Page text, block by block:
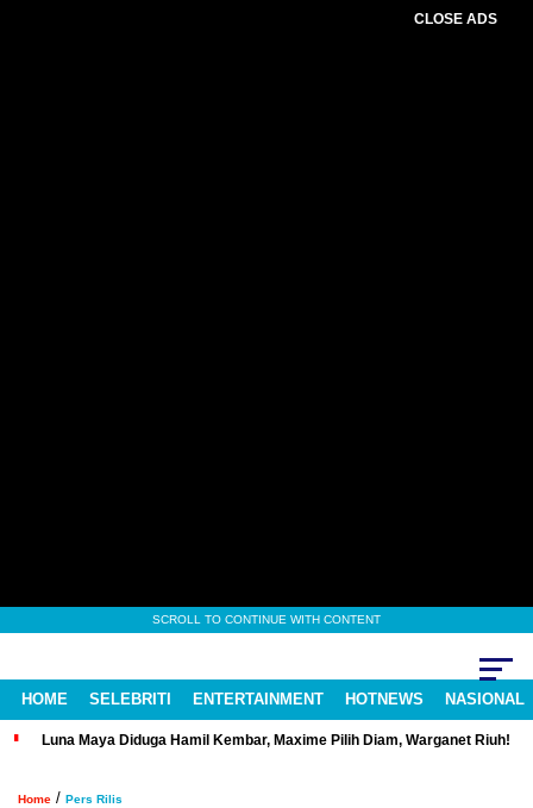
CLOSE ADS
SCROLL TO CONTINUE WITH CONTENT
HOME SELEBRITI ENTERTAINMENT HOTNEWS NASIONAL
Luna Maya Diduga Hamil Kembar, Maxime Pilih Diam, Warganet Riuh!
Home / Pers Rilis